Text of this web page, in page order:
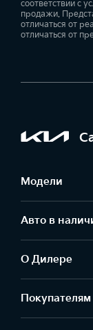
соответствии с
продажи.
отличаться от
отличаться от
Модели
Авто в
О Дилере
Покупателям